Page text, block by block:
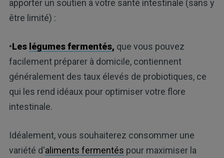
apporter un soutien à votre santé intestinale (sans y
être limité) :
•Les légumes fermentés, que vous pouvez
facilement préparer à domicile, contiennent
généralement des taux élevés de probiotiques, ce
qui les rend idéaux pour optimiser votre flore
intestinale.
Idéalement, vous souhaiterez consommer une
variété d'aliments fermentés pour maximiser la